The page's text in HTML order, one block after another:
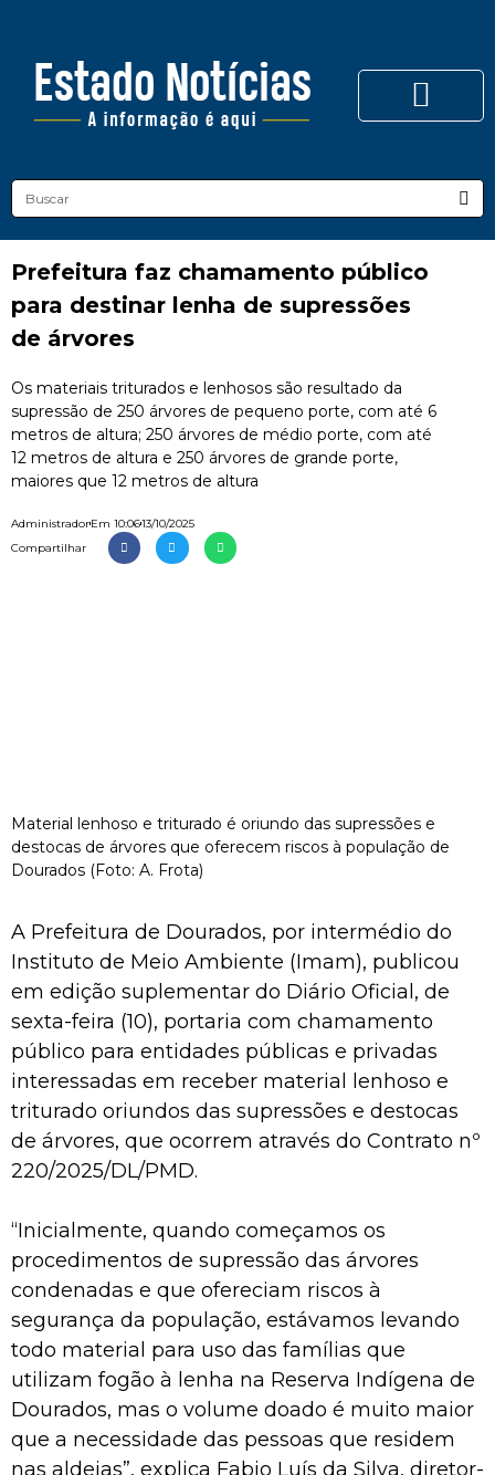
Prefeitura faz chamamento público
para destinar lenha de supressões
de árvores
Os materiais triturados e lenhosos são resultado da
supressão de 250 árvores de pequeno porte, com até 6
metros de altura; 250 árvores de médio porte, com até
12 metros de altura e 250 árvores de grande porte,
maiores que 12 metros de altura
AdministradorEm 10:0613/10/2025
Compartilhar
Material lenhoso e triturado é oriundo das supressões e
destocas de árvores que oferecem riscos à população de
Dourados (Foto: A. Frota)
A Prefeitura de Dourados, por intermédio do
Instituto de Meio Ambiente (Imam), publicou
em edição suplementar do Diário Oficial, de
sexta-feira (10), portaria com chamamento
público para entidades públicas e privadas
interessadas em receber material lenhoso e
triturado oriundos das supressões e destocas
de árvores, que ocorrem através do Contrato nº
220/2025/DL/PMD.
“Inicialmente, quando começamos os
procedimentos de supressão das árvores
condenadas e que ofereciam riscos à
segurança da população, estávamos levando
todo material para uso das famílias que
utilizam fogão à lenha na Reserva Indígena de
Dourados, mas o volume doado é muito maior
que a necessidade das pessoas que residem
nas aldeias”, explica Fabio Luís da Silva, diretor-